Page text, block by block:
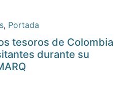
, Portada
tesoros de Colombia
durante su